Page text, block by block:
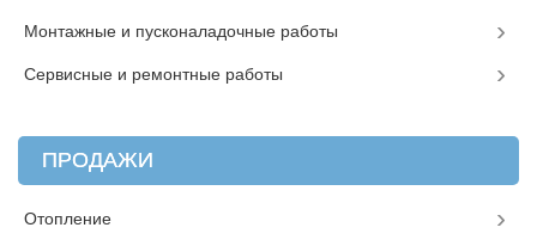
Монтажные и пусконаладочные работы
Сервисные и ремонтные работы
ПРОДАЖИ
Отопление